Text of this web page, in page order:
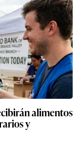
alimentos
y